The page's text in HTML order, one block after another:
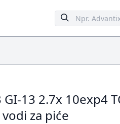
GI-13 2.7x 10exp4
za piće